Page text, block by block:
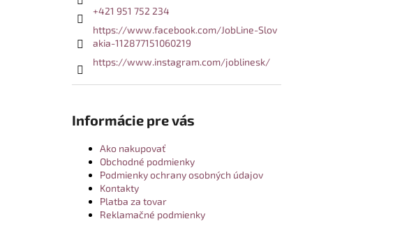
+421 951 752 234
https://www.facebook.com/JobLine-Slov
akia-112877151060219
https://www.instagram.com/joblinesk/
Informácie pre vás
Ako nakupovať
Obchodné podmienky
Podmienky ochrany osobných údajov
Kontakty
Platba za tovar
Reklamačné podmienky